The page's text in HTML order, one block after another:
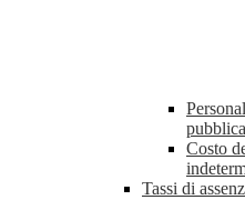
Costo
Tassi di